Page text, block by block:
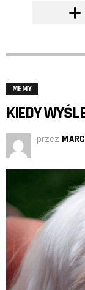
MEMY
KIEDY
przez